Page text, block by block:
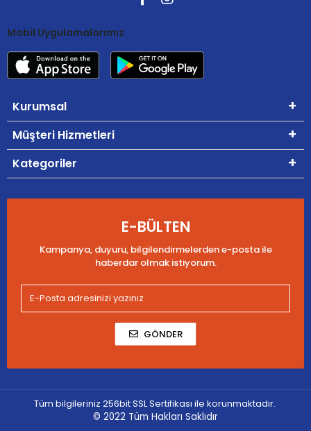
Mobil Uygulamalarımız
Kurumsal
Müşteri Hizmetleri
Kategoriler
E-BÜLTEN
Kampanya, duyuru, bilgilendirmelerden e-posta ile
haberdar olmak istiyorum.
GÖNDER
Tüm bilgileriniz 256bit SSL Sertifikası ile korunmaktadır.
© 2022 Tüm Hakları Saklıdır